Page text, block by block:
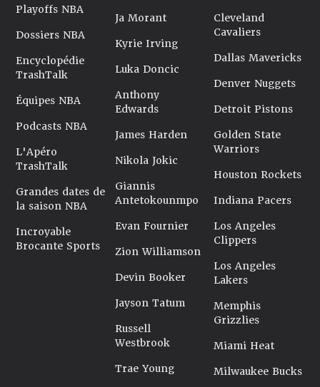
Playoffs NBA
Dossiers NBA
Encyclopédie
TrashTalk
Équipes NBA
Podcasts NBA
L'Apéro
TrashTalk
Grandes dates de
la saison NBA
Incroyable
Brocante Sports
Ja Morant
Kyrie Irving
Luka Doncic
Anthony
Edwards
James Harden
Nikola Jokic
Giannis
Antetokounmpo
Evan Fournier
Zion Williamson
Devin Booker
Jayson Tatum
Russell
Westbrook
Trae Young
Cleveland
Cavaliers
Dallas Mavericks
Denver Nuggets
Detroit Pistons
Golden State
Warriors
Houston Rockets
Indiana Pacers
Los Angeles
Clippers
Los Angeles
Lakers
Memphis
Grizzlies
Miami Heat
Milwaukee Bucks